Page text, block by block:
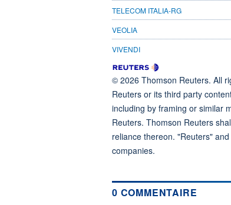
TELECOM ITALIA-RG
VEOLIA
VIVENDI
© 2026 Thomson Reuters. All
Reuters or its third party
including by framing or similar
Reuters. Thomson Reuters
reliance thereon. "Reuters"
companies.
0 COMMENTAIRE